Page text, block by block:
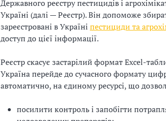
Державного реєстру пестицидів і
Україні (далі — Реєстр). Він допоможе
зареєстровані в Україні пестициди та
доступ до цієї інформації.
Реєстр скасує застарілий формат Excel-
Україна перейде до сучасного формату
автоматично, на єдиному ресурсі, що
посилити контроль і запобігти